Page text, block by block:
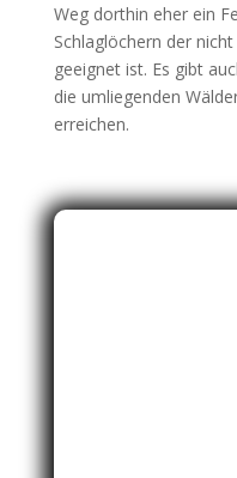
Weg dorthin eher ein
Schlaglöchern der
geeignet ist. Es gibt
die umliegenden
erreichen.